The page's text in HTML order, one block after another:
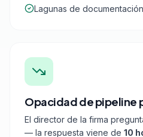
Lagunas de
Opacidad de pipeline
El director de la firma
— la respuesta viene de 10